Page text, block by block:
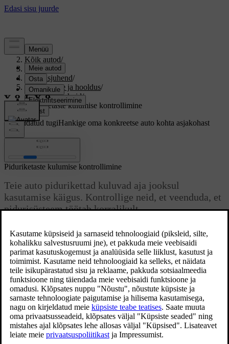
Tugi/
Kõik autod/
V60 2026/
Kasutusjuhend/
Puhastamine ja hooldus/
Rattad ja rehvid/
Piduriketaste kulumise kontrollimine
Kohandatud tugiHankige oma konkreetse auto kohta asjakohast
teavet.
Logi sisse
Piduriketaste kulumise kontrollimine
Teie auto pidurikettad kuluvad aja jooksul
kasutamise käigus. Kontrollige neid, et veenduda, et
pidurisüsteem töötab korralikult.
Igal pidurikettal on selle pinnale graveeritud või trükitud minimaalne
paksus. Kui mõõta aeg-ajalt piduriketaste paksust nihikuga või mõne
muu sarnase vahendiga, saate kindlaks teha, kas need vajavad
vahetamist.